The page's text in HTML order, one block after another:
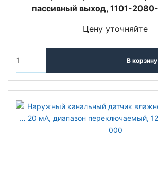
пассивный выход, 1101-
Цену уточняйте
В корзину